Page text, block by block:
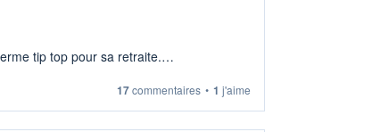
tip top pour sa retraite.
17commentaires • 1 j'aime